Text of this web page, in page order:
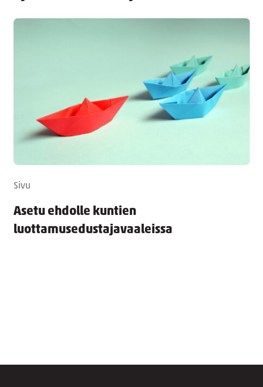
Sivu
Asetu ehdolle kuntien
luottamusedustajavaaleissa